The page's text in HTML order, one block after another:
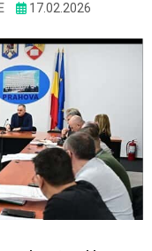
17.02.2026